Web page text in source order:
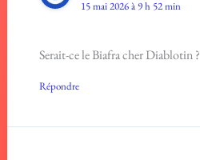
15 mai 2026 à 9 h 52 min
Serait-ce le Biafra cher Diablotin ?
Répondre